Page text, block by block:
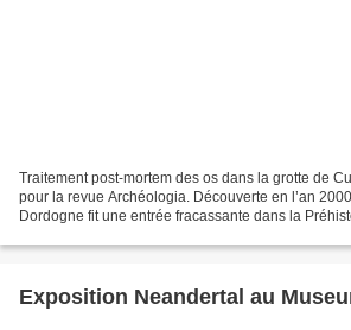
Traitement post-mortem des os dans la grotte de
pour la revue Archéologia. Découverte en l’an
Dordogne fit une entrée fracassante dans la
Exposition Neandertal au